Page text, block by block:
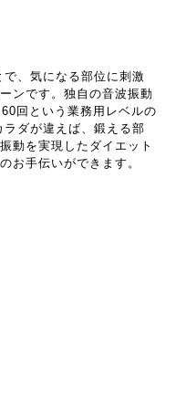
、気になる部位に刺激
ンです。独自の音波振動
回という業務用レベルの
ダが違えば、鍛える部
動を実現したダイエット
お手伝いができます。